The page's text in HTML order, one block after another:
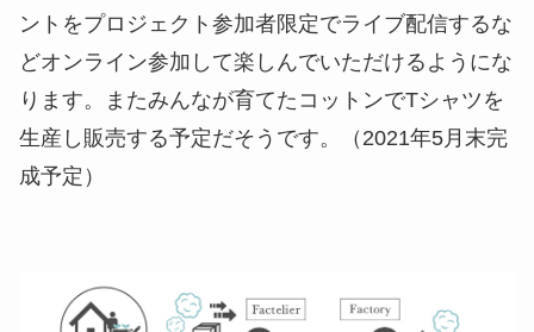
ントをプロジェクト参加者限定でライブ配信するな
どオンライン参加して楽しんでいただけるようにな
ります。またみんなが育てたコットンでTシャツを
生産し販売する予定だそうです。（2021年5月末完
成予定）